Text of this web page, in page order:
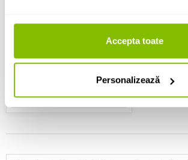
Accepta toate
Personalizează
Contactati-ne pentru stoc
ADAUGA IN COS